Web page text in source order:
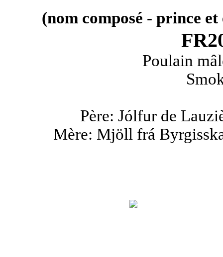
(nom composé - prince
Poulain
Père: Jólfur de
Mère: Mjöll frá